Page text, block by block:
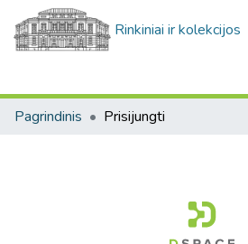
Rinkiniai ir kolekcijos
Pagrindinis Prisijungti